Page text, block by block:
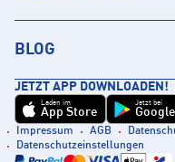
BLOG
JETZT APP DOWNLOADEN!
Laden im
App Store
Jetzt bei
Impressum AGB
Datenschutzeinstellungen